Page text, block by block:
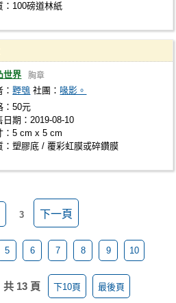
：100磅道林紙
世界 胸章
：黫鴞 社團： 喙影。
：50元
日期：2019-08-10
：5 cm x 5 cm
：塑膠底 / 覆彩虹膜或碎鑽膜
3 下一頁
5 6 7 8 9 10
共 13 頁 下10頁 最後頁